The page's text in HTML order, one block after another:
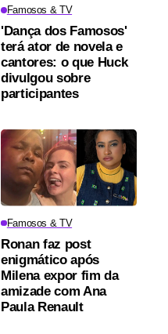
Famosos & TV
'Dança dos Famosos'
terá ator de novela e
cantores: o que Huck
divulgou sobre
participantes
Famosos & TV
Ronan faz post
enigmático após
Milena expor fim da
amizade com Ana
Paula Renault